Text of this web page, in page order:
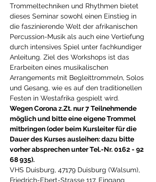
Trommeltechniken und Rhythmen bietet
dieses Seminar sowohl einen Einstieg in
die faszinierende Welt der afrikanischen
Percussion-Musik als auch eine Vertiefung
durch intensives Spiel unter fachkundiger
Anleitung. Ziel des Workshops ist das
Erarbeiten eines musikalischen
Arrangements mit Begleittrommeln, Solos
und Gesang, wie es auf den traditionellen
Festen in Westafrika gespielt wird.
Wegen Corona z.Zt. nur 7 Teilnehmende
möglich und bitte eine eigene Trommel
mitbringen (oder beim Kursleiter für die
Dauer des Kurses ausleihen: dazu bitte
vorher absprechen unter Tel.-Nr. 0162 - 92
68 935).
VHS Duisburg, 47179 Duisburg (Walsum),
Friedrich-Ebert-Strasse 117, Eingang